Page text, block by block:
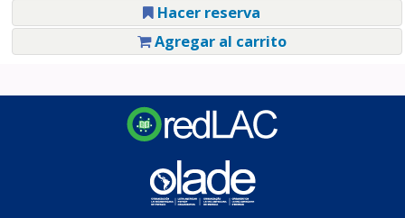
Hacer reserva
Agregar al carrito